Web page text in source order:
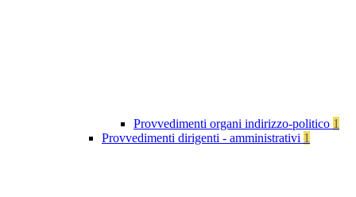
Provvedimenti organi indirizzo-politico 1
Provvedimenti dirigenti - amministrativi 1